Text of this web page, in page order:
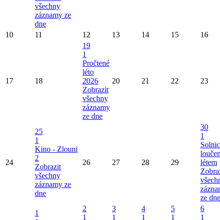
všechny
záznamy ze
dne
10
11 12 13 14 15 16
17 18
19
1
Pročtené
léto
2026
Zobrazit
všechny
záznamy
ze dne
20 21 22 23
24
25
1
Kino - Zlouni
2
Zobrazit
všechny
záznamy ze
dne
26 27 28 29
30
1
létem
ze dne
1
2
1
3
1
4
1
5
1
6
1